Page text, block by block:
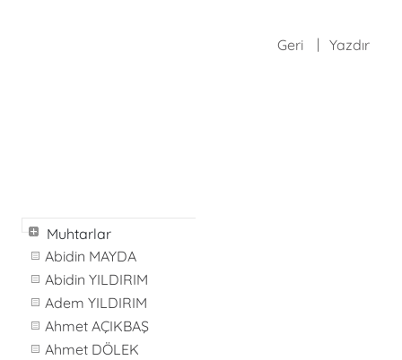
Geri Yazdır
Muhtarlar
Abidin MAYDA
Abidin YILDIRIM
Adem YILDIRIM
Ahmet AÇIKBAŞ
Ahmet DÖLEK